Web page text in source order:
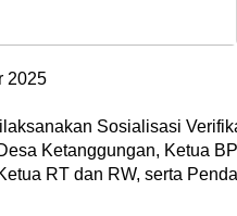
2025
Sosialisasi
Ketanggungan, Ketua
RT dan RW, serta